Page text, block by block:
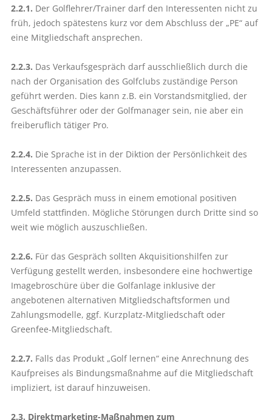
2.2.1. Der Golflehrer/Trainer darf den Interessenten nicht zu
früh, jedoch spätestens kurz vor dem Abschluss der „PE“ auf
eine Mitgliedschaft ansprechen.
2.2.3. Das Verkaufsgespräch darf ausschließlich durch die
nach der Organisation des Golfclubs zuständige Person
geführt werden. Dies kann z.B. ein Vorstandsmitglied, der
Geschäftsführer oder der Golfmanager sein, nie aber ein
freiberuflich tätiger Pro.
2.2.4. Die Sprache ist in der Diktion der Persönlichkeit des
Interessenten anzupassen.
2.2.5. Das Gespräch muss in einem emotional positiven
Umfeld statt­finden. Mögliche Störungen durch Dritte sind so
weit wie möglich auszuschließen.
2.2.6. Für das Gespräch sollten Akquisitionshilfen zur
Verfügung gestellt werden, insbesondere eine hochwertige
Imagebroschüre über die Golf­anlage inklusive der
angebotenen alternativen Mitgliedschaftsformen und
Zahlungsmodelle, ggf. Kurzplatz-Mitgliedschaft oder
Greenfee-Mitgliedschaft.
2.2.7. Falls das Produkt „Golf lernen“ eine Anrechnung des
Kaufpreises als Bindungsmaßnahme auf die Mit­gliedschaft
impliziert, ist darauf hinzuweisen.
2.3. Direktmarketing-Maßnahmen zum